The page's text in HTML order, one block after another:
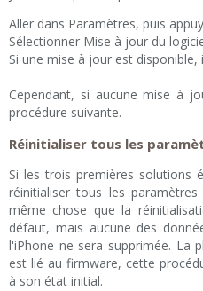
Aller dans Paramètres, puis
Sélectionner Mise à jour du
Si une mise à jour est
Cependant, si aucune mise à
procédure suivante.
Réinitialiser tous les
Si les trois premières solutions
réinitialiser tous les
même chose que la
défaut, mais aucune des
l'iPhone ne sera supprimée. La
est lié au firmware, cette
à son état initial.